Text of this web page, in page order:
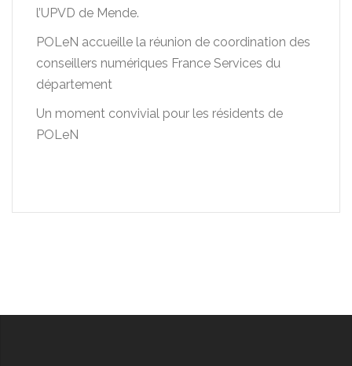
l’UPVD de Mende.
POLeN accueille la réunion de coordination des
conseillers numériques France Services du
département
Un moment convivial pour les résidents de
POLeN